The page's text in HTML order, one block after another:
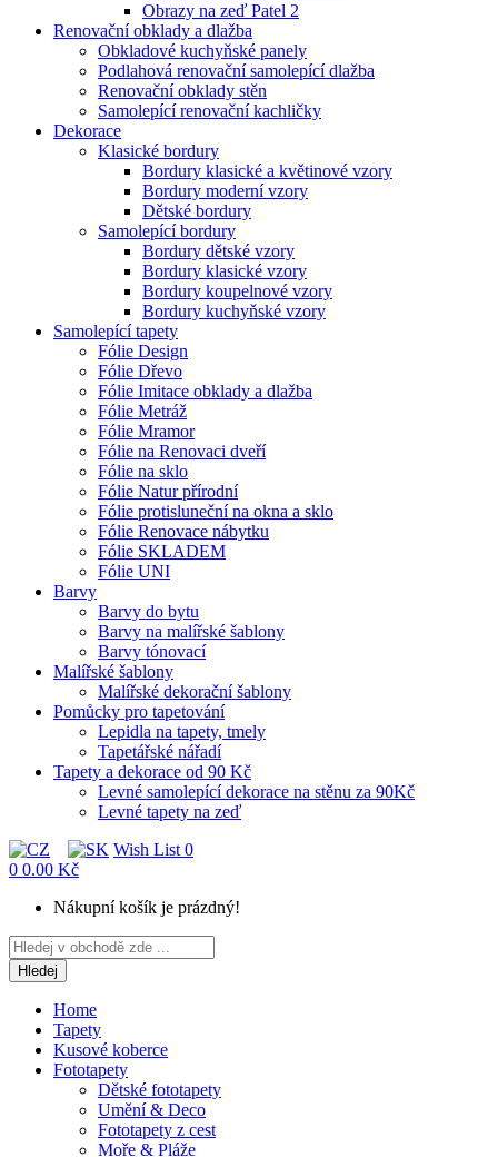
Obrazy na zeď Patel 2
Renovační obklady a dlažba
Obkladové kuchyňské panely
Podlahová renovační samolepící dlažba
Renovační obklady stěn
Samolepící renovační kachličky
Dekorace
Klasické bordury
Bordury klasické a květinové vzory
Bordury moderní vzory
Dětské bordury
Samolepící bordury
Bordury dětské vzory
Bordury klasické vzory
Bordury koupelnové vzory
Bordury kuchyňské vzory
Samolepící tapety
Fólie Design
Fólie Dřevo
Fólie Imitace obklady a dlažba
Fólie Metráž
Fólie Mramor
Fólie na Renovaci dveří
Fólie na sklo
Fólie Natur přírodní
Fólie protisluneční na okna a sklo
Fólie Renovace nábytku
Fólie SKLADEM
Fólie UNI
Barvy
Barvy do bytu
Barvy na malířské šablony
Barvy tónovací
Malířské šablony
Malířské dekorační šablony
Pomůcky pro tapetování
Lepidla na tapety, tmely
Tapetářské nářadí
Tapety a dekorace od 90 Kč
Levné samolepící dekorace na stěnu za 90Kč
Levné tapety na zeď
Wish List 0
0 0.00 Kč
Nákupní košík je prázdný!
Hledej
Home
Tapety
Kusové koberce
Fototapety
Dětské fototapety
Umění & Deco
Fototapety z cest
Moře & Pláže